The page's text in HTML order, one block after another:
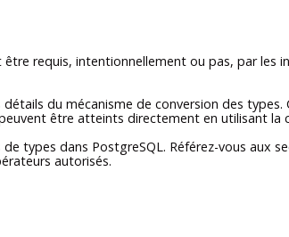
requis, intentionnellement ou pas, par les
du mécanisme de conversion des
être atteints directement en utilisant la
de types dans PostgreSQL. Référez-vous aux
autorisés.